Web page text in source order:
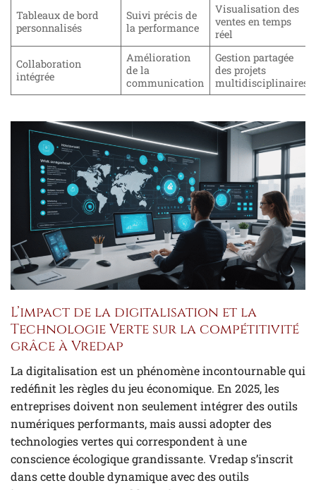
Tableaux de bord
personnalisés
Suivi précis de
la performance
Visualisation des
ventes en temps
réel
Collaboration
intégrée
Amélioration
de la
communication
Gestion partagée
des projets
multidisciplinaires
L’impact de la digitalisation et la
Technologie Verte sur la compétitivité
grâce à Vredap
La digitalisation est un phénomène incontournable qui
redéfinit les règles du jeu économique. En 2025, les
entreprises doivent non seulement intégrer des outils
numériques performants, mais aussi adopter des
technologies vertes qui correspondent à une
conscience écologique grandissante. Vredap s’inscrit
dans cette double dynamique avec des outils